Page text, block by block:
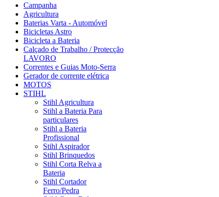
Campanha
Agricultura
Baterias Varta - Automóvel
Bicicletas Astro
Bicicleta a Bateria
Calçado de Trabalho / Protecção
LAVORO
Correntes e Guias Moto-Serra
Gerador de corrente elétrica
MOTOS
STIHL
Stihl Agricultura
Stihl a Bateria Para
particulares
Stihl a Bateria
Profissional
Stihl Aspirador
Stihl Brinquedos
Stihl Corta Relva a
Bateria
Stihl Cortador
Ferro/Pedra